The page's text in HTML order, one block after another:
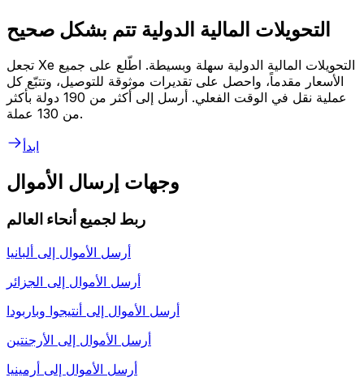
التحويلات المالية الدولية تتم بشكل صحيح
تجعل Xe التحويلات المالية الدولية سهلة وبسيطة. اطّلع على جميع
الأسعار مقدماً، واحصل على تقديرات موثوقة للتوصيل، وتتبّع كل
عملية نقل في الوقت الفعلي. أرسل إلى أكثر من 190 دولة بأكثر
من 130 عملة.
ابدأ
وجهات إرسال الأموال
ربط لجميع أنحاء العالم
أرسل الأموال إلى ألبانيا
أرسل الأموال إلى الجزائر
أرسل الأموال إلى أنتيجوا وباربودا
أرسل الأموال إلى الأرجنتين
أرسل الأموال إلى أرمينيا